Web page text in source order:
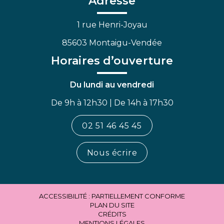
1 rue Henri-Joyau
85603 Montaigu-Vendée
Horaires d’ouverture
Du lundi au vendredi
De 9h à 12h30 | De 14h à 17h30
02 51 46 45 45
Nous écrire
ACCESSIBILITÉ : PARTIELLEMENT CONFORME
PLAN DU SITE
CRÉDITS